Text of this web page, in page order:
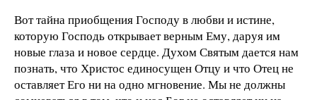
Вот тайна приобщения Господу в любви и истине,
которую Господь открывает верным Ему, даруя им
новые глаза и новое сердце. Духом Святым дается нам
познать, что Христос единосущен Отцу и что Отец не
оставляет Его ни на одно мгновение. Мы не должны